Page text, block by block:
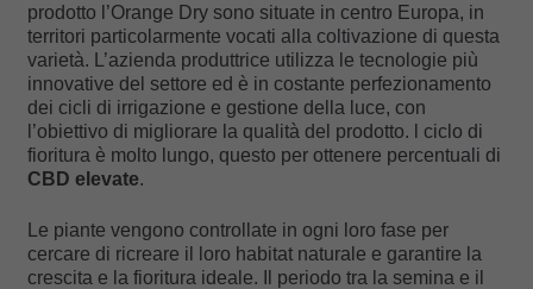
prodotto l’Orange Dry sono situate in centro Europa, in
territori particolarmente vocati alla coltivazione di questa
varietà. L’azienda produttrice utilizza le tecnologie più
innovative del settore ed è in costante perfezionamento
dei cicli di irrigazione e gestione della luce, con
l’obiettivo di migliorare la qualità del prodotto. l ciclo di
fioritura è molto lungo, questo per ottenere percentuali di
CBD elevate.
Le piante vengono controllate in ogni loro fase per
cercare di ricreare il loro habitat naturale e garantire la
crescita e la fioritura ideale. Il periodo tra la semina e il